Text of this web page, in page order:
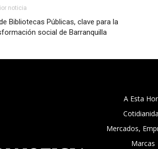
noticia
Bibliotecas Públicas, clave para la
social de Barranquilla
A Esta
Mercados,
Marcas